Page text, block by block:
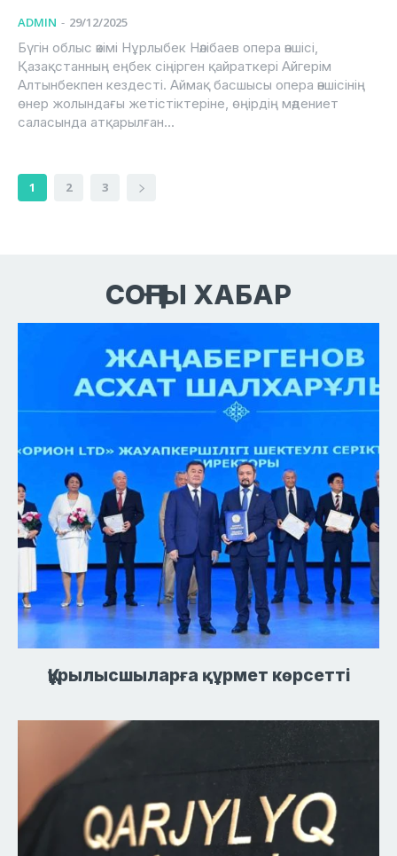
ADMIN - 29/12/2025
Бүгін облыс әкімі Нұрлыбек Нәлібаев опера әншісі,
Қазақстанның еңбек сіңірген қайраткері Айгерім
Алтынбекпен кездесті. Аймақ басшысы опера әншісінің
өнер жолындағы жетістіктеріне, өңірдің мәдениет
саласында атқарылған...
1 2 3
СОҢҒЫ ХАБАР
Құрылысшыларға құрмет көрсетті